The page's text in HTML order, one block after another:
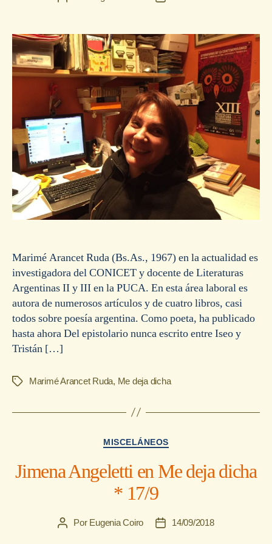
entrada
entrada
Marimé Arancet Ruda (Bs.As., 1967) en la actualidad es
investigadora del CONICET y docente de Literaturas
Argentinas II y III en la PUCA. En esta área laboral es
autora de numerosos artículos y de cuatro libros, casi
todos sobre poesía argentina. Como poeta, ha publicado
hasta ahora Del epistolario nunca escrito entre Iseo y
Tristán […]
EtiquetasMarimé Arancet Ruda, Me deja dicha
Categorías
MISCELÁNEOS
Jimena Angeletti en Me deja dicha
* 17/9
Autor
Por Eugenia Coiro
Fecha14/09/2018